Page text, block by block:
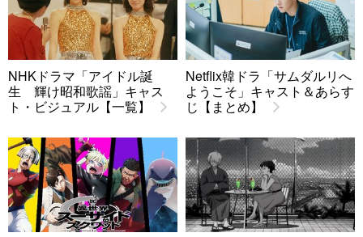
NHKドラマ「アイドル誕
生 輝け昭和歌謡」キャス
ト・ビジュアル【一覧】
Netflix韓ドラ「サムダルリへ
ようこそ」キャスト＆あらす
じ【まとめ】